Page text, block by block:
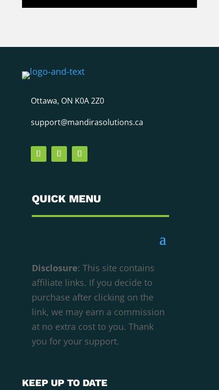
Ottawa, ON K0A 2Z0
support@mandirasolutions.ca
QUICK MENU
Disclosure: This site contains
affiliate links. If you decide to
purchase after clicking on the
link, we may earn a commission
at no extra cost to you. Thank
you for your support.
KEEP UP TO DATE
We respect your privacy
Cookies help us improve your experience,
deliver personalized content, and analyze
traffic. You can choose which cookies to allow